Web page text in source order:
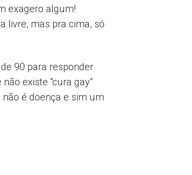
exagero algum!
livre, mas pra cima, só
90 para responder
existe “cura gay”
é doença e sim um